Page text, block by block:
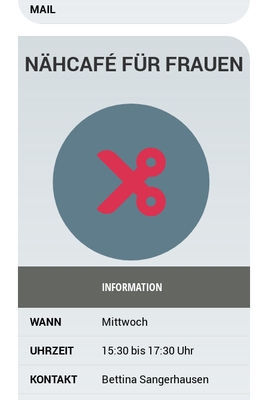
MAIL
NÄHCAFÉ FÜR FRAUEN
INFORMATION
WANN
Mittwoch
UHRZEIT
15:30 bis 17:30 Uhr
KONTAKT
Bettina Sangerhausen